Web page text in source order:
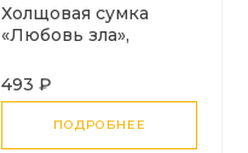
Холщовая сумка
«Любовь зла»,
493 ₽
ПОДРОБНЕЕ